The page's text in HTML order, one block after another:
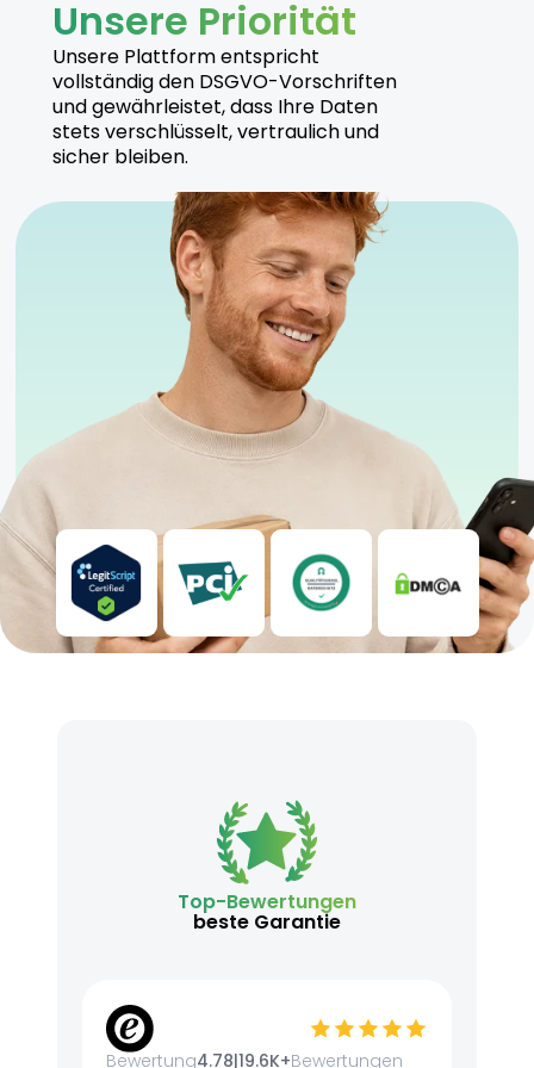
Hersteller
Cannamedical produziert Zour Apple unter hohen
Qualitätsstandards und setzt auf nachhaltige
Anbaumethoden. Alle Produkte werden unter
strengen Kontrollen hergestellt.
Sicherheitshinweise
Kühl und trocken lagern, fern von direktem
Anwendung unter ärztlicher Aufsicht empfohlen.
Geeignet für sowohl erfahrene als auch neue
Anwender.
Unsere Priorität
Unsere Plattform entspricht
vollständig den DSGVO-Vorschriften
und gewährleistet, dass Ihre Daten
stets verschlüsselt, vertraulich und
sicher bleiben.
Top-Bewertungen
beste Garantie
Bewertung4.78|19.6K+Bewertungen